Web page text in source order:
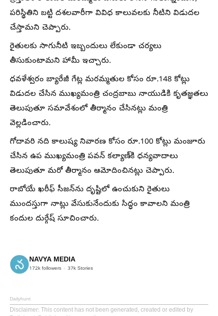
పరిస్థితిని బట్టి దశలవారీగా వివిధ కాలువలకు నీటిని విడుదల
చేస్తామని చెప్పారు.
రైతులకు సాగునీటి ఇబ్బందులు లేకుండా చర్యలు
తీసుకుంటామని హామీ ఇచ్చారు.
ధవళేశ్వరం బ్యారేజీ గేట్ల మరమ్మతుల కోసం రూ.148 కోట్లు
విడుదల చేసిన ముఖ్యమంత్రి చంద్రబాబు నాయుడికి కృతజ్ఞతలు
తెలుపుతూ సమావేశంలో తీర్మానం చేసినట్లు మంత్రి
వెల్లడించారు.
గోదావరి నది కాలుష్య నివారణ కోసం రూ.100 కోట్లు మంజూరు
చేసిన ఉప ముఖ్యమంత్రి పవన్ కల్యాణ్‌కి ధన్యవాదాలు
తెలుపుతూ మరో తీర్మానం ఆమోదించినట్లు చెప్పారు.
రాబోయే ఖరీఫ్ సీజన్‌ను దృష్టిలో ఉంచుకుని రైతులు
ముందస్తుగా నాట్లు వేసుకునేందుకు సిద్ధం కావాలని మంత్రి
కందుల దుర్గేష్ సూచించారు.
NAVYA MEDIA
172k followers 37k Stories
Dailyhunt
Disclaimer: This content has not been generated, created or edited by